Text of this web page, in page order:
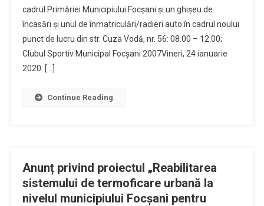
cadrul Primăriei Municipiului Focșani și un ghișeu de
încasări și unul de înmatriculări/radieri auto în cadrul noului
punct de lucru din str. Cuza Vodă, nr. 56: 08.00 – 12.00;
Clubul Sportiv Municipal Focșani 2007Vineri, 24 ianuarie
2020: […]
Continue Reading
Anunț privind proiectul „Reabilitarea
sistemului de termoficare urbană la
nivelul municipiului Focşani pentru